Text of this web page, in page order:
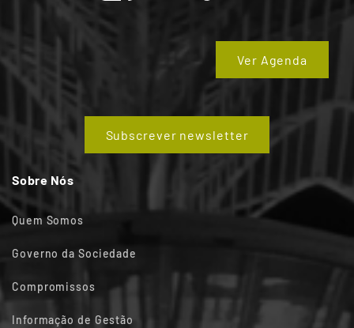
Ver Agenda
Subscrever newsletter
Sobre Nós
Quem Somos
Governo da Sociedade
Compromissos
Informação de Gestão